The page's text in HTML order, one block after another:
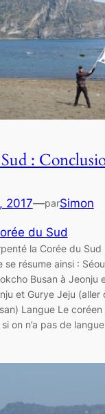
:
2017—parSimon
du Sud
la Corée du
se résume ainsi :
Busan à Jeonju
et Gurye Jeju (aller
Langue Le
on n’a pas de